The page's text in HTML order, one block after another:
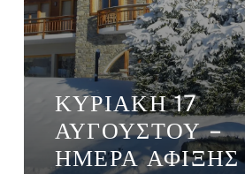
ΚΥΡΙΑΚΉ 17
ΑΥΓΟΎΣΤΟΥ –
ΗΜΈΡΑ ΆΦΙΞΗΣ